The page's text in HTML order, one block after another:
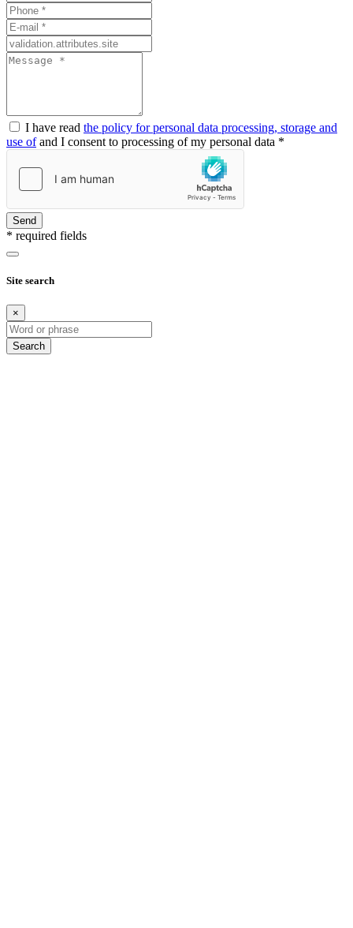
I have read the policy for personal data processing, storage and
use ofand I consent to processing of my personal data *
Send
* required fields
Site search
×
Search